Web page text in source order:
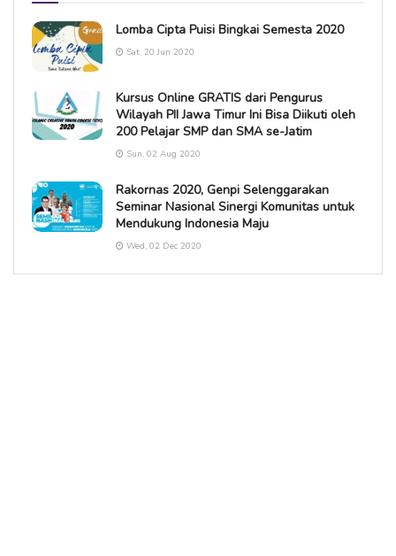
Lomba Cipta Puisi Bingkai Semesta 2020
Sat, 20 Jun 2020
Kursus Online GRATIS dari Pengurus
Wilayah PII Jawa Timur Ini Bisa Diikuti oleh
200 Pelajar SMP dan SMA se-Jatim
Sun, 02 Aug 2020
Rakornas 2020, Genpi Selenggarakan
Seminar Nasional Sinergi Komunitas untuk
Mendukung Indonesia Maju
Wed, 02 Dec 2020